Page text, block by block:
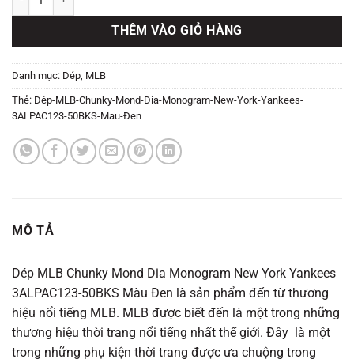
THÊM VÀO GIỎ HÀNG
Danh mục: Dép MLB
Thẻ: Dép-MLB-Chunky-Mond-Dia-Monogram-New-York-Yankees-
3ALPAC123-50BKS-Mau-Đen
MÔ TẢ
Dép MLB Chunky Mond Dia Monogram New York Yankees
3ALPAC123-50BKS Màu Đen là sản phẩm đến từ thương
hiệu nổi tiếng MLB. MLB được biết đến là một trong những
thương hiệu thời trang nổi tiếng nhất thế giới. Đây là một
trong những phụ kiện thời trang được ưa chuộng trong